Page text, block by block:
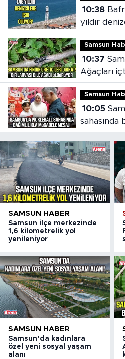
10:38Bafra Deniz Feneri 146
yıldır
Samsun
10:37
Ağaçları
Samsun
10:05Samsun'da pickleball
sahasında
mesajı
SAMSUN HABER
Samsun ilçe merkezinde
1,6 kilometrelik yol
yenileniyor
SAMSUN HABER
Samsun’da kadınlara
özel yeni sosyal yaşam
alanı